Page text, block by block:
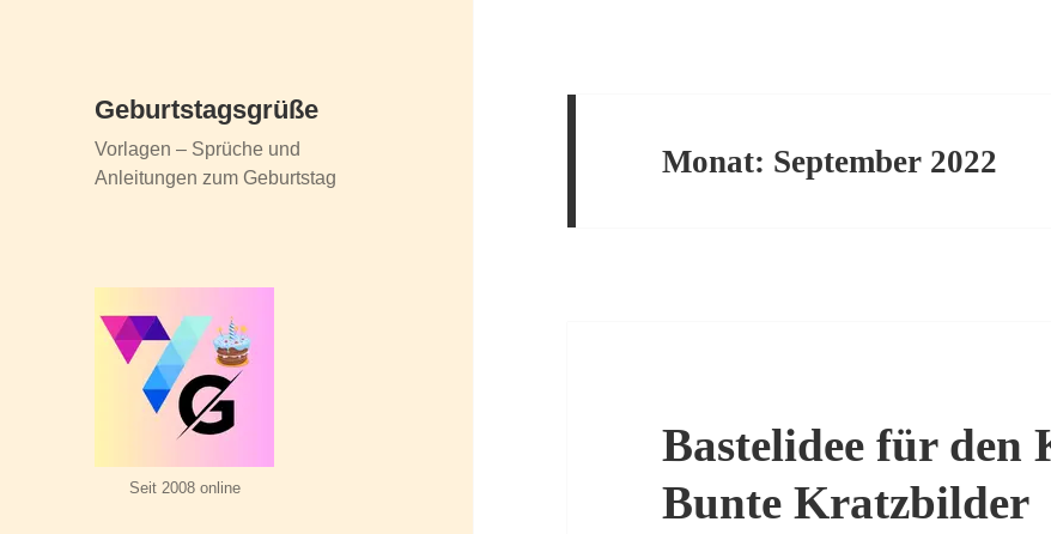
Geburtstagsgrüße
Vorlagen – Sprüche und
Anleitungen zum Geburtstag
Seit 2008 online
Monat: September 2022
Bastelidee für den
Bunte Kratzbilder